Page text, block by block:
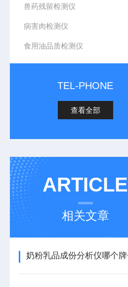
兽药残留检测仪
病害肉检测仪
食用油品质检测仪
TEL-PHONE
查看全部
ARTICLE
相关文章